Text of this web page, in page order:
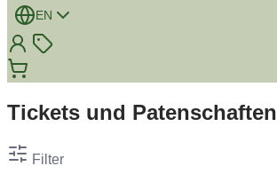
EN
Tickets und Patenschaften
Filter